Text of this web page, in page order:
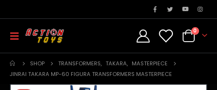
0
SHOP TRANSFORMERS, TAKARA, MASTERPIECE
JINRAI TAKARA MP-60 FIGURA TRANSFORMERS MASTERPIECE